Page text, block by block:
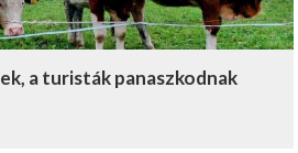
a turisták panaszkodnak